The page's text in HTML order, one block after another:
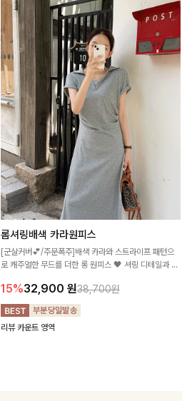
롬셔링배색 카라원피스
[군살커버💕/주문폭주]배색 카라와 스트라이프 패턴으
로 캐주얼한 무드를 더한 롱 원피스 🖤 셔링 디테일과 쫀
15%32,900 원38,700원
리뷰 카운트 영역